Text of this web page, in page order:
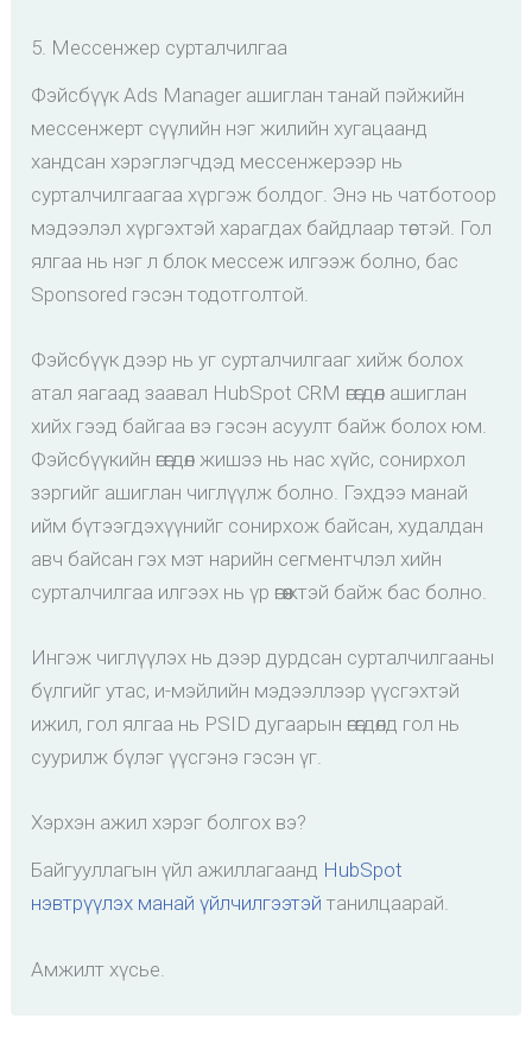
5. Мессенжер сурталчилгаа
Фэйсбүүк Ads Manager ашиглан танай пэйжийн
мессенжерт сүүлийн нэг жилийн хугацаанд
хандсан хэрэглэгчдэд мессенжерээр нь
сурталчилгаагаа хүргэж болдог. Энэ нь чатботоор
мэдээлэл хүргэхтэй харагдах байдлаар төстэй. Гол
ялгаа нь нэг л блок мессеж илгээж болно, бас
Sponsored гэсэн тодотголтой.
Фэйсбүүк дээр нь уг сурталчилгааг хийж болох
атал яагаад заавал HubSpot CRM өгөгдөл ашиглан
хийх гээд байгаа вэ гэсэн асуулт байж болох юм.
Фэйсбүүкийн өгөгдөл жишээ нь нас хүйс, сонирхол
зэргийг ашиглан чиглүүлж болно. Гэхдээ манай
ийм бүтээгдэхүүнийг сонирхож байсан, худалдан
авч байсан гэх мэт нарийн сегментчлэл хийн
сурталчилгаа илгээх нь үр өгөөжтэй байж бас болно.
Ингэж чиглүүлэх нь дээр дурдсан сурталчилгааны
бүлгийг утас, и-мэйлийн мэдээллээр үүсгэхтэй
ижил, гол ялгаа нь PSID дугаарын өгөгдөлд гол нь
суурилж бүлэг үүсгэнэ гэсэн үг.
Хэрхэн ажил хэрэг болгох вэ?
Байгууллагын үйл ажиллагаанд HubSpot
нэвтрүүлэх манай үйлчилгээтэй танилцаарай.
Амжилт хүсье.